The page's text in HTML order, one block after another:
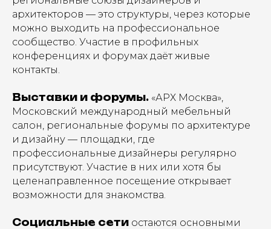
архитекторов — это структуры, через которые
можно выходить на профессиональное
сообщество. Участие в профильных
конференциях и форумах даёт живые
контакты.
Выставки и форумы. «АРХ Москва»,
Московский международный мебельный
салон, региональные форумы по архитектуре
и дизайну — площадки, где
профессиональные дизайнеры регулярно
присутствуют. Участие в них или хотя бы
целенаправленное посещение открывает
возможности для знакомства.
Социальные сети остаются основными